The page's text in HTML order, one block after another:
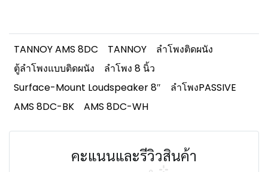
TANNOY AMS 8DC TANNOY
ลำโพงติดผนัง
ตู้ลำโพงแบบติดผนัง
ลำโพง 8 นิ้ว
Surface-Mount Loudspeaker 8″
ลำโพงPASSIVE
AMS 8DC-BK
AMS 8DC-WH
คะแนนและรีวิวสินค้า